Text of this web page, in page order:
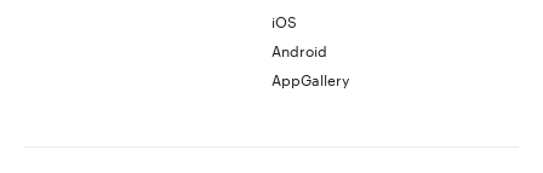
iOS
Android
AppGallery